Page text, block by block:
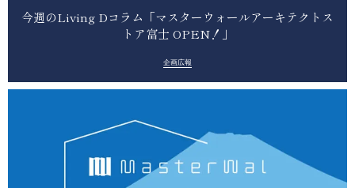
今週のLiving Dコラム「マスターウォールアーキテクトス
トア富士 OPEN！」
企画広報